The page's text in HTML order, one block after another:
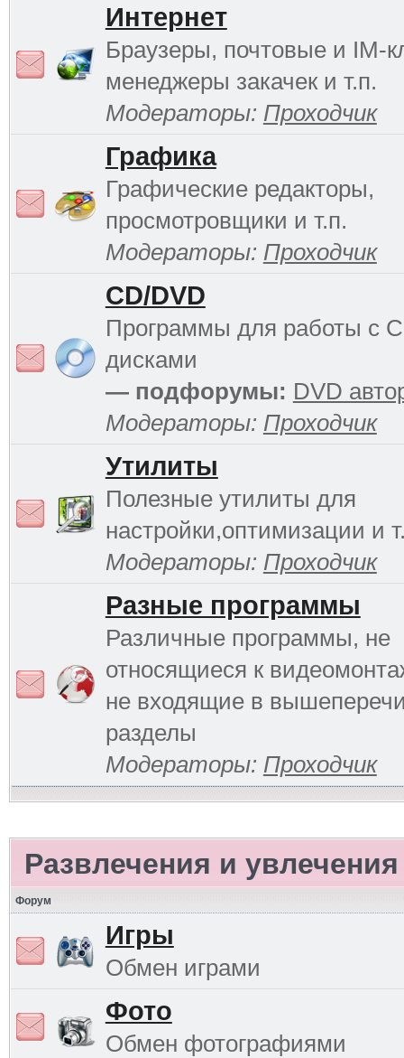
Интернет
Браузеры, почтовые и IM-
менеджеры закачек и т.п.
Модераторы: Проходчик
Графика
Графические редакторы,
просмотровщики и т.п.
Модераторы: Проходчик
CD/DVD
Программы для работы с
дисками
— подфорумы: DVD
Модераторы: Проходчик
Утилиты
Полезные утилиты для
настройки,оптимизации и
Модераторы: Проходчик
Разные программы
Различные программы, не
относящиеся к
не входящие в
разделы
Модераторы: Проходчик
Развлечения и увлечения
Форум
Игры
Обмен играми
Фото
Обмен фотографиями